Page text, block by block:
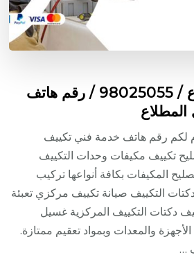
رقم تكييف المطلاع / 98025055 / رقم هاتف
لكم رقم هاتف خدمة فني تكييف
تكييف مكيفات وحدات التكييف
المكيفات بكافة أنواعها تركيب
التكييف صيانة تكييف مركزي تعبئة
دكتات التكييف المركزية غسيل
والمعدات وبمواد تعقيم ممتازة.
…